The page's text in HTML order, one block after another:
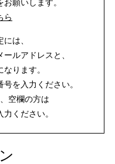
願いします。
ら
は、
ルアドレスと、
なります。
を入力ください。
空欄の方は
ください。